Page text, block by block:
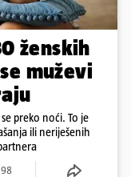
ženskih
muževi
preko noći. To je
ili neriješenih
98